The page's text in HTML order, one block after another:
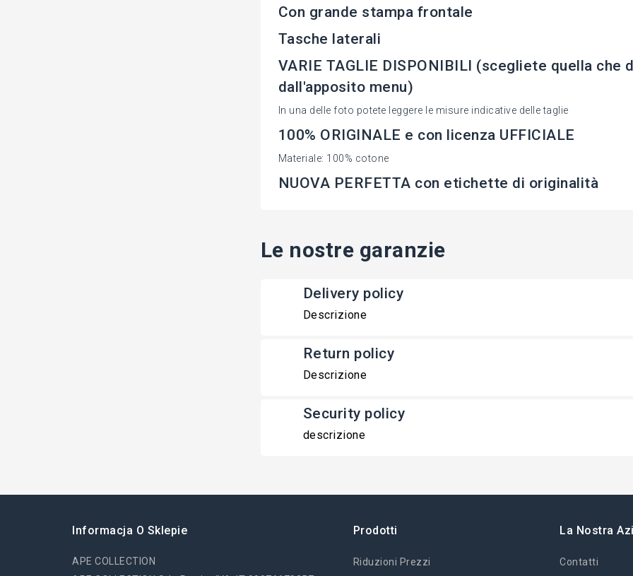
Con grande stampa frontale
Tasche laterali
VARIE TAGLIE DISPONIBILI (scegliete quella che
dall'apposito menu)
In una delle foto potete leggere le misure indicative delle taglie
100% ORIGINALE e con licenza UFFICIALE
Materiale: 100% cotone
NUOVA PERFETTA con etichette di originalità
Le nostre garanzie
Delivery policy
Descrizione
Return policy
Descrizione
Security policy
descrizione
Informacja O Sklepie
APE COLLECTION
Prodotti
Riduzioni Prezzi
La Nostra
Contatti